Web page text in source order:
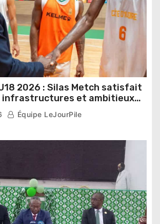
2026 : Silas Metch satisfait
infrastructures et ambitieux
Équipe LeJourPile